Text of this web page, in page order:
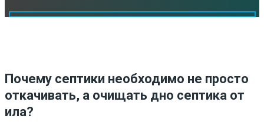
Почему септики необходимо не просто
откачивать, а очищать дно септика от
ила?